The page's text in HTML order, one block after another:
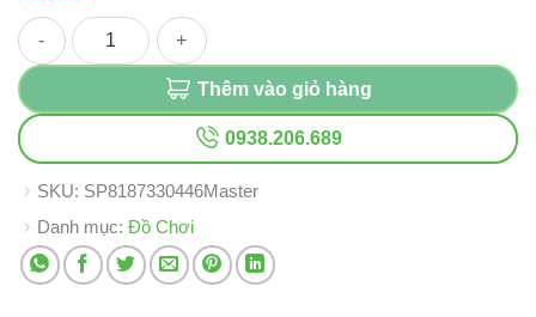
Đồ chơi Rubik biến thể số lượng
Thêm vào giỏ hàng
0938.206.689
SKU: SP8187330446Master
Danh mục: Đồ Chơi